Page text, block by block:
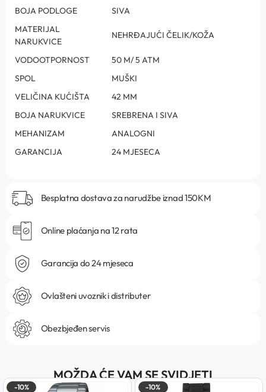
BOJA PODLOGE
SIVA
MATERIJAL
NARUKVICE
NEHRĐAJUĆI ČELIK/KOŽA
VODOOTPORNOST
50 M/ 5 ATM
SPOL
MUŠKI
VELIČINA KUĆIŠTA
42 MM
BOJA NARUKVICE
SREBRENA I SIVA
MEHANIZAM
ANALOGNI
GARANCIJA
24 MJESECA
Besplatna dostava za narudžbe iznad 150KM
Online plaćanja na 12 rata
Garancija do 24 mjeseca
Ovlašteni uvoznik i distributer
Obezbjeđen servis
MOŽDA ĆE VAM SE SVIDJETI
-10% -10%